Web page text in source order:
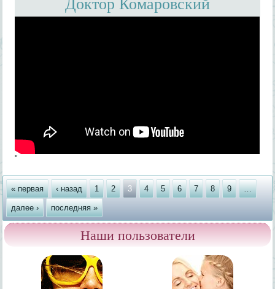
"
Страницы
« первая ‹ назад 1 2 3 4 5 6 7 8 9 …
далее › последняя »
Наши пользователи